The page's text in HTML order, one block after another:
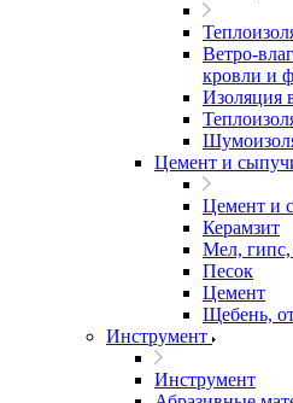
Ветро-
кровли и
Изоляция
Цемент и
Цемент и
Керамзит
Мел, гипс,
Песок
Цемент
Щебень,
Инструмент
Инструмент